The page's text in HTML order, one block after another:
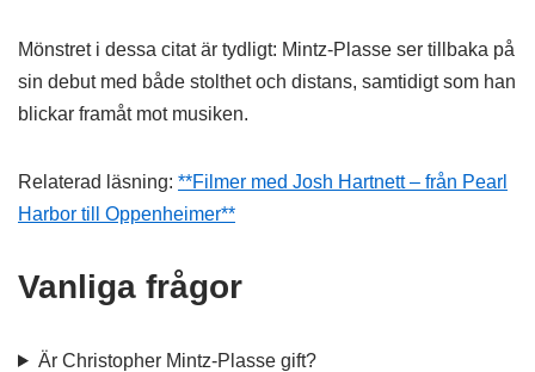
Mönstret i dessa citat är tydligt: Mintz-Plasse ser tillbaka på
sin debut med både stolthet och distans, samtidigt som han
blickar framåt mot musiken.
Relaterad läsning: **Filmer med Josh Hartnett – från Pearl
Harbor till Oppenheimer**
Vanliga frågor
Är Christopher Mintz-Plasse gift?